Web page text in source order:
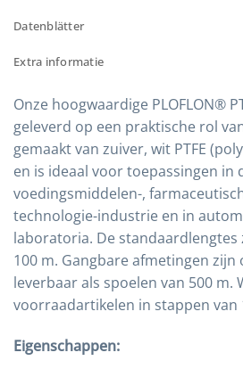
Datenblätter
Extra informatie
Onze hoogwaardige PLOFLON®
geleverd op een praktische rol
gemaakt van zuiver, wit PTFE
en is ideaal voor toepassingen in
voedingsmiddelen-,
technologie-industrie en in
laboratoria. De standaardlengtes
100 m. Gangbare afmetingen
leverbaar als spoelen van 500 m.
voorraadartikelen in stappen van
Eigenschappen: